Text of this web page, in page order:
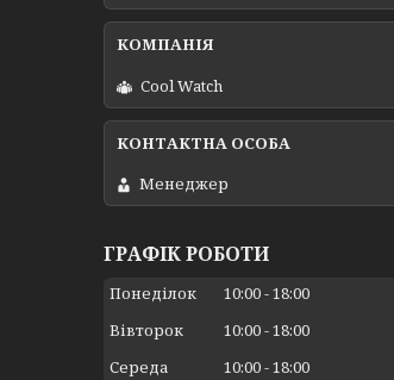
Cool Watch
Менеджер
ГРАФІК РОБОТИ
Понеділок 10:00 18:00
Вівторок
10:00 18:00
Середа
10:00 18:00